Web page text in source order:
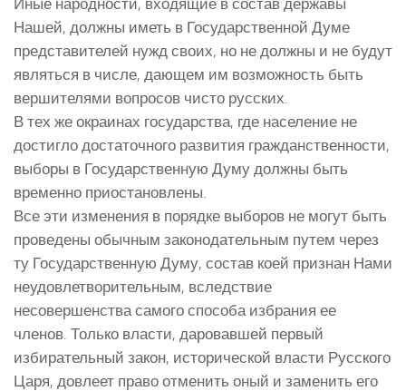
Нашей, должны иметь в Государственной Думе
представителей нужд своих, но не должны и не будут
являться в числе, дающем им возможность быть
вершителями вопросов чисто русских.
В тех же окраинах государства, где население не
достигло достаточного развития гражданственности,
выборы в Государственную Думу должны быть
временно приостановлены.
Все эти изменения в порядке выборов не могут быть
проведены обычным законодательным путем через
ту Государственную Думу, состав коей признан Нами
неудовлетворительным, вследствие
несовершенства самого способа избрания ее
членов. Только власти, даровавшей первый
избирательный закон, исторической власти Русского
Царя, довлеет право отменить оный и заменить его